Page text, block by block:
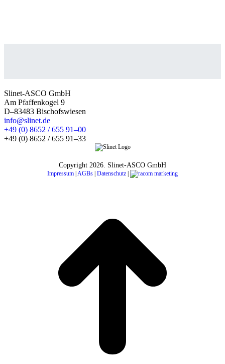
Slinet-ASCO GmbH
Am Pfaffenkogel 9
D–83483 Bischofswiesen
info@slinet.de
+49 (0) 8652 / 655 91–00
+49 (0) 8652 / 655 91–33
Copyright 2026. Slinet-ASCO GmbH
Impressum AGBs Datenschutz